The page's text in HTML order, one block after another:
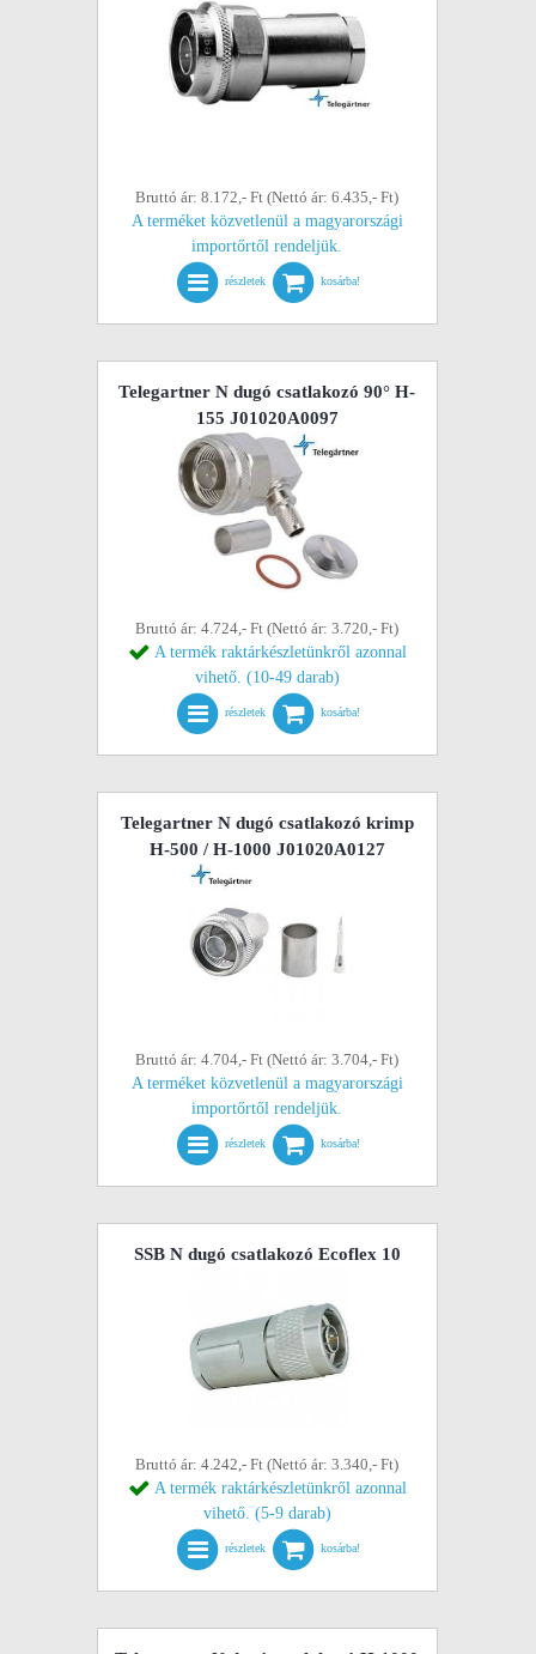
Bruttó ár: 8.172,- Ft (Nettó ár: 6.435,- Ft)
A terméket közvetlenül a magyarországi
importőrtől rendeljük.
részletek kosárba!
Telegartner N dugó csatlakozó 90° H-
155 J01020A0097
Bruttó ár: 4.724,- Ft (Nettó ár: 3.720,- Ft)
A termék raktárkészletünkről azonnal
vihető. (10-49 darab)
részletek kosárba!
Telegartner N dugó csatlakozó krimp
H-500 / H-1000 J01020A0127
Bruttó ár: 4.704,- Ft (Nettó ár: 3.704,- Ft)
A terméket közvetlenül a magyarországi
importőrtől rendeljük.
részletek kosárba!
SSB N dugó csatlakozó Ecoflex 10
Bruttó ár: 4.242,- Ft (Nettó ár: 3.340,- Ft)
A termék raktárkészletünkről azonnal
vihető. (5-9 darab)
részletek kosárba!